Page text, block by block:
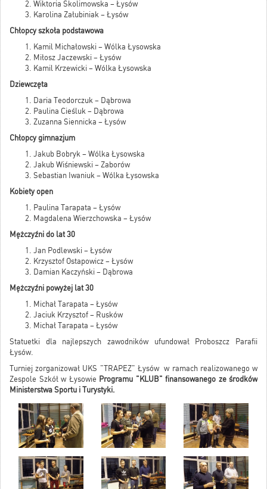
Wiktoria Skolimowska – Łysów
Karolina Załubiniak – Łysów
Chłopcy szkoła podstawowa
Kamil Michałowski – Wólka Łysowska
Miłosz Jaczewski – Łysów
Kamil Krzewicki – Wólka Łysowska
Dziewczęta
Daria Teodorczuk – Dąbrowa
Paulina Cieśluk – Dąbrowa
Zuzanna Siennicka – Łysów
Chłopcy gimnazjum
Jakub Bobryk – Wólka Łysowska
Jakub Wiśniewski – Zaborów
Sebastian Iwaniuk – Wólka Łysowska
Kobiety open
Paulina Tarapata – Łysów
Magdalena Wierzchowska – Łysów
Mężczyźni do lat 30
Jan Podlewski – Łysów
Krzysztof Ostapowicz – Łysów
Damian Kaczyński – Dąbrowa
Mężczyźni powyżej lat 30
Michał Tarapata – Łysów
Jaciuk Krzysztof – Rusków
Michał Tarapata – Łysów
Statuetki dla najlepszych zawodników ufundował Proboszcz Parafii
Łysów.
Turniej zorganizował UKS "TRAPEZ" Łysów w ramach realizowanego w
Zespole Szkół w Łysowie Programu "KLUB" finansowanego ze środków
Ministerstwa Sportu i Turystyki.